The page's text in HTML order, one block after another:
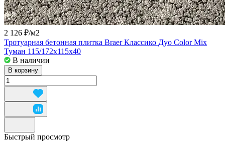
2 126 ₽/м2
Тротуарная бетонная плитка Braer Классико Дуо Color Mix
Туман 115/172x115x40
В наличии
В корзину
Быстрый просмотр